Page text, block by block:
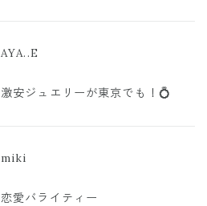
AYA..E
激安ジュエリーが東京でも！💍
miki
恋愛バライティー